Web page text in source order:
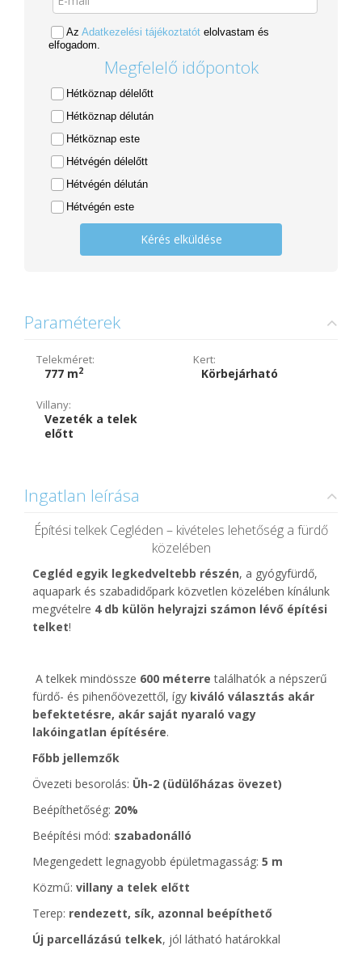
Az Adatkezelési tájékoztatót elolvastam és
elfogadom.
Megfelelő időpontok
Hétköznap délelőtt
Hétköznap délután
Hétköznap este
Hétvégén délelőtt
Hétvégén délután
Hétvégén este
Kérés elküldése
Paraméterek
Telekméret:
777 m2
Kert:
Körbejárható
Villany:
Vezeték a telek
előtt
Ingatlan leírása
Építési telkek Cegléden – kivételes lehetőség a fürdő
közelében
Cegléd egyik legkedveltebb részén, a gyógyfürdő,
aquapark és szabadidőpark közvetlen közelében kínálunk
megvételre 4 db külön helyrajzi számon lévő építési
telket!
A telkek mindössze 600 méterre találhatók a népszerű
fürdő- és pihenőövezettől, így kiváló választás akár
befektetésre, akár saját nyaraló vagy
lakóingatlan építésére.
Főbb jellemzők
Övezeti besorolás: Üh-2 (üdülőházas övezet)
Beépíthetőség: 20%
Beépítési mód: szabadonálló
Megengedett legnagyobb épületmagasság: 5 m
Közmű: villany a telek előtt
Terep: rendezett, sík, azonnal beépíthető
Új parcellázású telkek, jól látható határokkal